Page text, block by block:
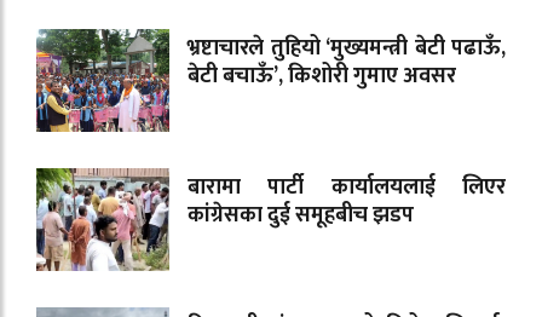
भ्रष्टाचारले तुहियो ‘मुख्यमन्त्री बेटी पढाऊँ,
बेटी बचाऊँ’, किशोरी गुमाए अवसर
बारामा पार्टी कार्यालयलाई लिएर
कांग्रेसका दुई समूहबीच झडप